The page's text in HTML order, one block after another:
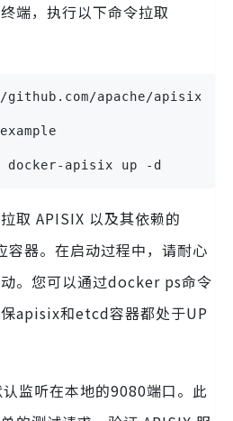
端，执行以下命令拉取
apache/apisix-
docker-apisix up -d
取 APISIX 以及其依赖的
器。在启动过程中，请耐心
。您可以通过docker ps命令
apisix和etcd容器都处于UP
认监听在本地的9080端口。此